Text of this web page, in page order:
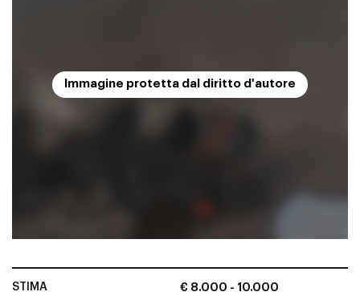
Immagine protetta dal diritto d'autore
STIMA € 8.000 - 10.000